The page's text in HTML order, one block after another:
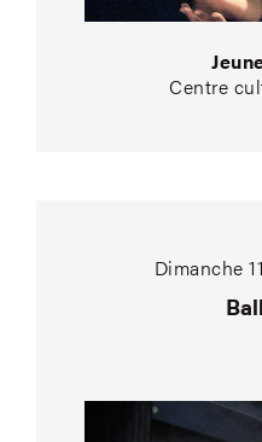
Centre
Dimanche